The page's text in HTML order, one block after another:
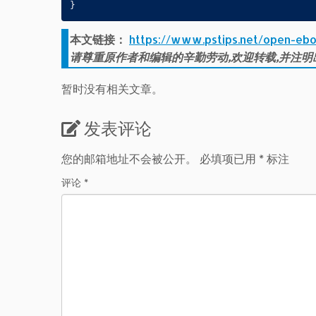
本文链接： https://www.pstips.net/open-
请尊重原作者和编辑的辛勤劳动,欢迎转载,并注明
暂时没有相关文章。
发表评论
您的邮箱地址不会被公开。 必填项已用 *标注
评论 *